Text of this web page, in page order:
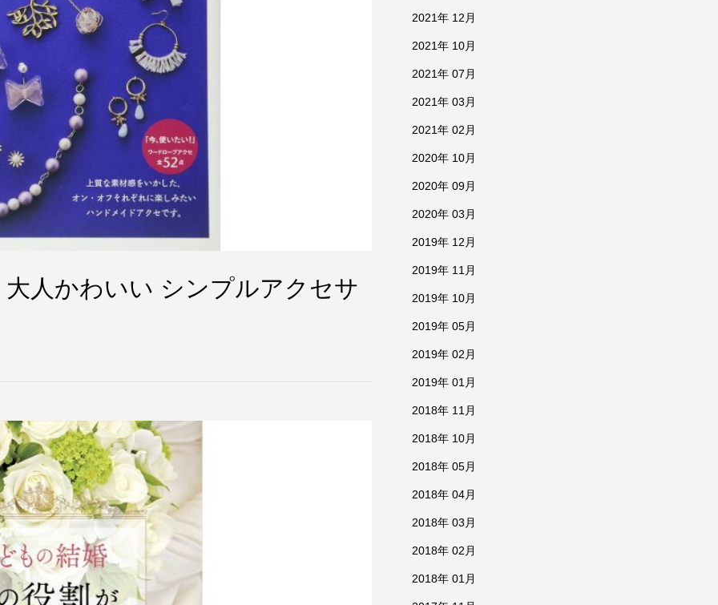
人かわいい シンプルアクセサ
2021年 12月
2021年 10月
2021年 07月
2021年 03月
2021年 02月
2020年 10月
2020年 09月
2020年 03月
2019年 12月
2019年 11月
2019年 10月
2019年 05月
2019年 02月
2019年 01月
2018年 11月
2018年 10月
2018年 05月
2018年 04月
2018年 03月
2018年 02月
2018年 01月